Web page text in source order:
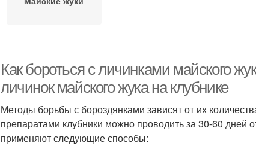
Как бороться с личинками майского
личинок майского жука на клубнике
Методы борьбы с бороздянками зависят от их
препаратами клубники можно проводить за 30-60 дней
применяют следующие способы: